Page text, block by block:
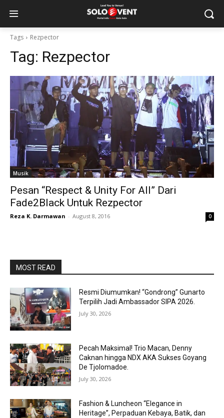
Tags Rezpector
Tag: Rezpector
Musik
Pesan “Respect & Unity For All” Dari
Fade2Black Untuk Rezpector
Reza K. Darmawan - August 8, 2016 0
MOST READ
Resmi Diumumkan! “Gondrong” Gunarto
Terpilih Jadi Ambassador SIPA 2026.
July 30, 2026
Pecah Maksimal! Trio Macan, Denny
Caknan hingga NDX AKA Sukses Goyang
De Tjolomadoe.
July 30, 2026
Fashion & Luncheon “Elegance in
Heritage”, Perpaduan Kebaya, Batik, dan